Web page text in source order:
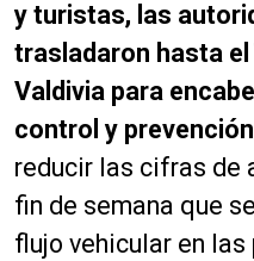
y turistas, las
trasladaron hasta el
Valdivia para
control y
reducir las cifras de
fin de semana que
flujo vehicular en